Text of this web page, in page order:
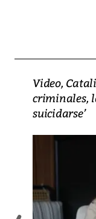
Video,
criminales,
suicidarse’